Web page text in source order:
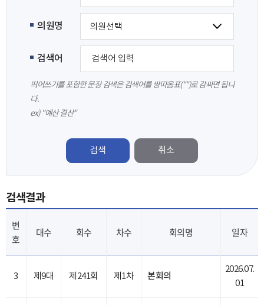
의원명
검색어
띄어쓰기를 포함한 문장 검색은 검색어를 쌍따옴표("")로 감싸면 됩니
다.
ex) "예산 결산"
검색
검색결과
번
호
대수 회수 차수 회의명 일자
3 제9대 제241회 제1차 본회의
2026.07.
01